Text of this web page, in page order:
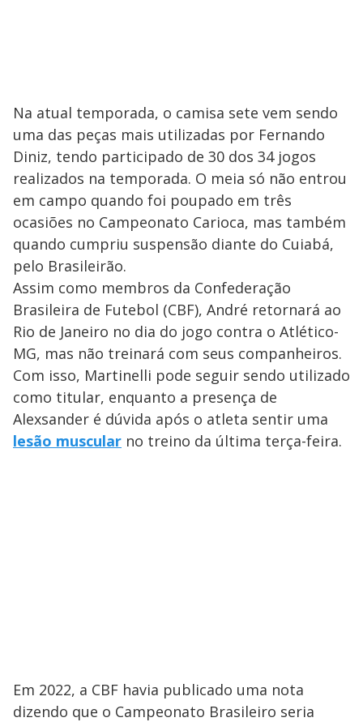
Na atual temporada, o camisa sete vem sendo
uma das peças mais utilizadas por Fernando
Diniz, tendo participado de 30 dos 34 jogos
realizados na temporada. O meia só não entrou
em campo quando foi poupado em três
ocasiões no Campeonato Carioca, mas também
quando cumpriu suspensão diante do Cuiabá,
pelo Brasileirão.
Assim como membros da Confederação
Brasileira de Futebol (CBF), André retornará ao
Rio de Janeiro no dia do jogo contra o Atlético-
MG, mas não treinará com seus companheiros.
Com isso, Martinelli pode seguir sendo utilizado
como titular, enquanto a presença de
Alexsander é dúvida após o atleta sentir uma
lesão muscular no treino da última terça-feira.
Em 2022, a CBF havia publicado uma nota
dizendo que o Campeonato Brasileiro seria